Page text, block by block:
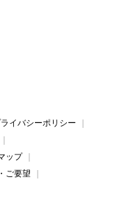
イバシーポリシー
ップ
ご要望